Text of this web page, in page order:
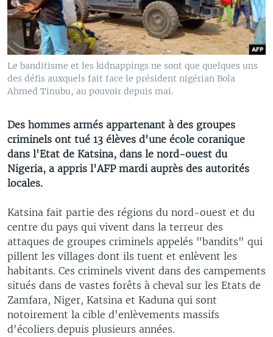
Le banditisme et les kidnappings ne sont que quelques uns
des défis auxquels fait face le président nigérian Bola
Ahmed Tinubu, au pouvoir depuis mai.
Des hommes armés appartenant à des groupes
criminels ont tué 13 élèves d'une école coranique
dans l'Etat de Katsina, dans le nord-ouest du
Nigeria, a appris l'AFP mardi auprès des autorités
locales.
Katsina fait partie des régions du nord-ouest et du
centre du pays qui vivent dans la terreur des
attaques de groupes criminels appelés "bandits" qui
pillent les villages dont ils tuent et enlèvent les
habitants. Ces criminels vivent dans des campements
situés dans de vastes forêts à cheval sur les Etats de
Zamfara, Niger, Katsina et Kaduna qui sont
notoirement la cible d'enlèvements massifs
d'écoliers depuis plusieurs années.